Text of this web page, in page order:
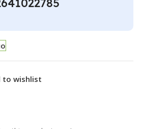
to wishlist